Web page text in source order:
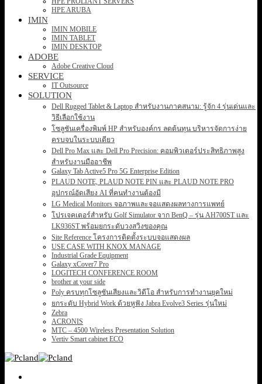
HPE ARUBA
IMIN
IMIN MOBILE
IMIN TABLET
IMIN DESKTOP
ADOBE
Adobe Creative Cloud
SERVICE
IT Outsource
SOLUTION
Dell Rugged Tablet & Laptop สำหรับงานภาคสนาม: รู้จัก 4 รุ่นเด่นและ
วิธีเลือกใช้งาน
โซลูชันเครื่องพิมพ์ HP สำหรับองค์กร ลดต้นทุน บริหารจัดการง่าย
ครบจบในระบบเดียว
Dell Pro Max และ Dell Pro Precision: คอมพิวเตอร์ประสิทธิภาพสูง
สำหรับงานมืออาชีพ
Galaxy Tab Active5 Pro 5G Enterprise Edition
PLAUD NOTE, PLAUD NOTE PIN และ PLAUD NOTE PRO
อุปกรณ์อัดเสียง AI ที่คนทำงานต้องมี
LG Medical Monitors จอภาพและจอแสดงผลทางการแพทย์
โปรเจคเตอร์สำหรับ Golf Simulator จาก BenQ – รุ่น AH700ST และ
LK936ST พร้อมยกระดับวงสวิงของคุณ
Site Reference โครงการติดตั้งระบบจอแสดงผล
USE CASE WITH KNOX MANAGE
Industrial Grade Equipment
Galaxy xCover7 Pro
LOGITECH CONFERENCE ROOM
brother at your side
Poly ครบทุกโซลูชันเสียงและวิดีโอ สำหรับการทำงานยุคใหม่
ยกระดับ Hybrid Work ด้วยหูฟัง Jabra Evolve3 Series รุ่นใหม่
Zebra
ACRONIS
MTC – 4500 Wireless Presentation Solution
Vertiv Smart cabinet ECO